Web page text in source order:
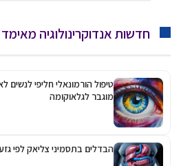
חדשות אנדוקרינולוגיה מאימד
טיפול הורמונאלי חליפי לנשים
מוגבר לגלאוקומה
הבדלים בתסמיני צליאק לפי